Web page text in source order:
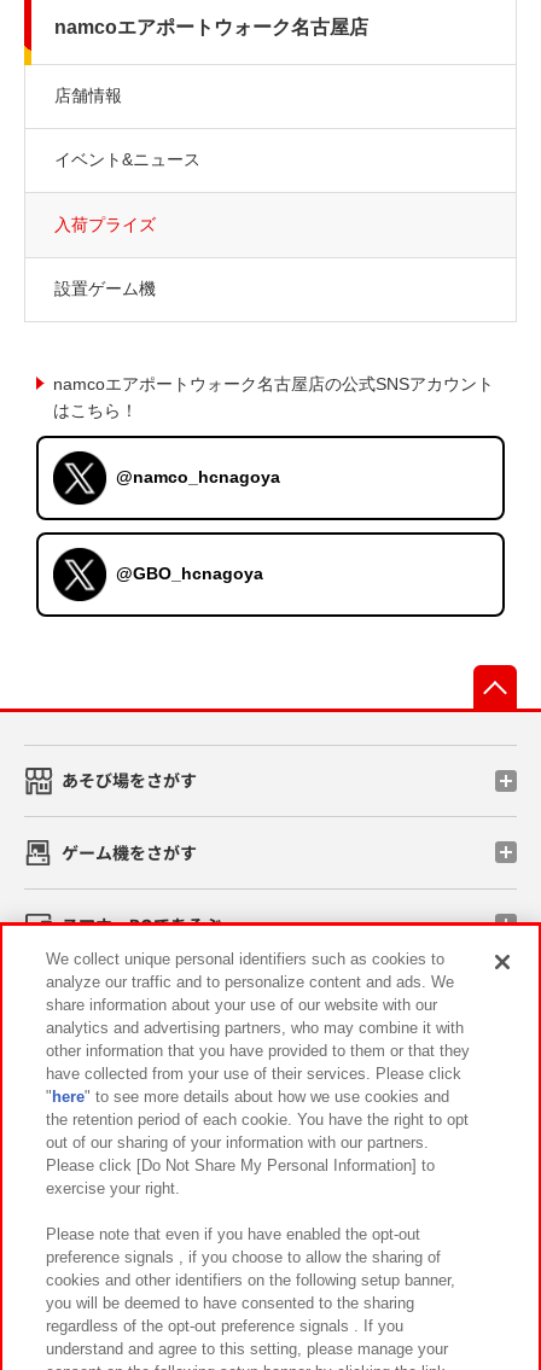
namcoエアポートウォーク名古屋店
店舗情報
イベント&ニュース
入荷プライズ
設置ゲーム機
namcoエアポートウォーク名古屋店の公式SNSアカウント
はこちら！
@namco_hcnagoya
@GBO_hcnagoya
あそび場をさがす
ゲーム機をさがす
スマホ・PCであそぶ
イベント・キャンペーン
関連会社 サステナビリティ サイトポリシー
プライバシーポリシー ウェブアクセシビリティ方針と検証結果
お取引先さまとともに
カスタマーハラスメント対応方針 よくあるご質問・お問い合わせ
We collect unique personal identifiers such as cookies to
analyze our traffic and to personalize content and ads. We
share information about your use of our website with our
analytics and advertising partners, who may combine it with
other information that you have provided to them or that they
have collected from your use of their services. Please click
" here" to see more details about how we use cookies and
the retention period of each cookie. You have the right to opt
out of our sharing of your information with our partners.
Please click [Do Not Share My Personal Information] to
exercise your right.
Please note that even if you have enabled the opt-out
preference signals , if you choose to allow the sharing of
cookies and other identifiers on the following setup banner,
you will be deemed to have consented to the sharing
regardless of the opt-out preference signals . If you
understand and agree to this setting, please manage your